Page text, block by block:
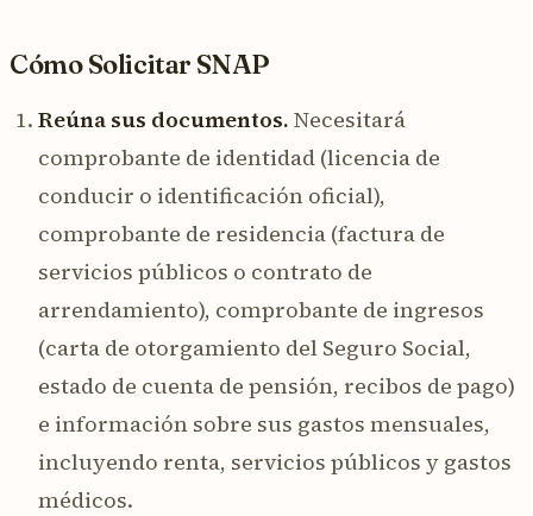
Cómo Solicitar SNAP
Reúna sus documentos. Necesitará
comprobante de identidad (licencia de
conducir o identificación oficial),
comprobante de residencia (factura de
servicios públicos o contrato de
arrendamiento), comprobante de ingresos
(carta de otorgamiento del Seguro Social,
estado de cuenta de pensión, recibos de pago)
e información sobre sus gastos mensuales,
incluyendo renta, servicios públicos y gastos
médicos.